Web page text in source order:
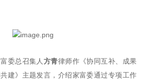
委总召集人方青律师作《协同互补、成果
建》主题发言，介绍家富委通过专项工作